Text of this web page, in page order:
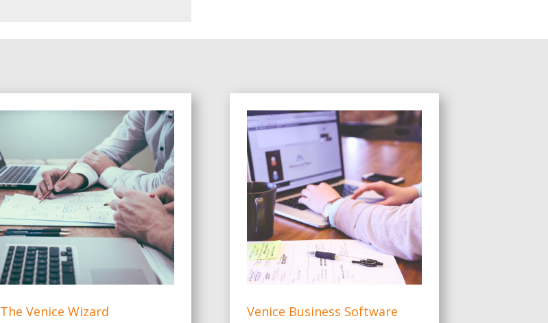
The Venice Wizard Venice Business Software